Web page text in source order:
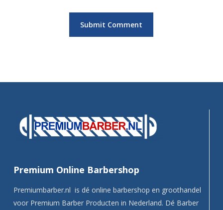
Premium Online Barbershop
Premiumbarber.nl is dé online barbershop en groothandel
voor Premium Barber Producten in Nederland. Dé Barber